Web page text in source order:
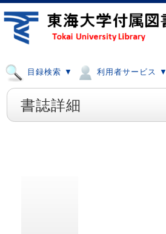
目録検索 ▼ 利用者サービス ▼
書誌詳細